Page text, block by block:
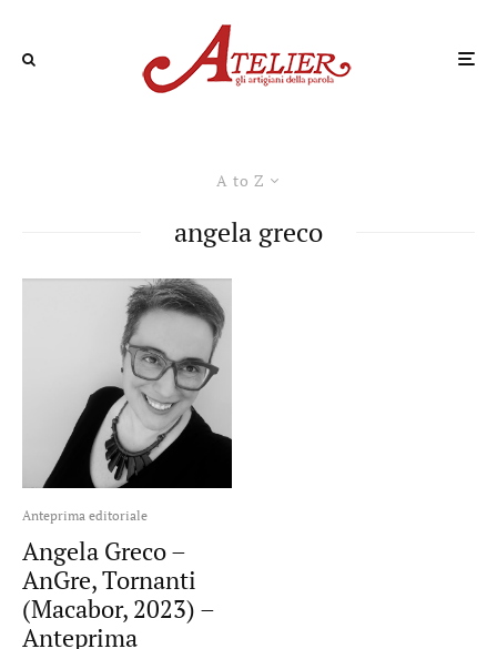
A to Z
angela greco
Anteprima editoriale
Angela Greco –
AnGre, Tornanti
(Macabor, 2023) –
Anteprima